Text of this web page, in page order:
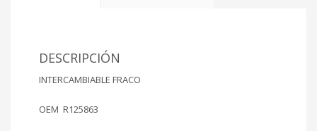
DESCRIPCIÓN
INTERCAMBIABLE FRACO
OEM R125863